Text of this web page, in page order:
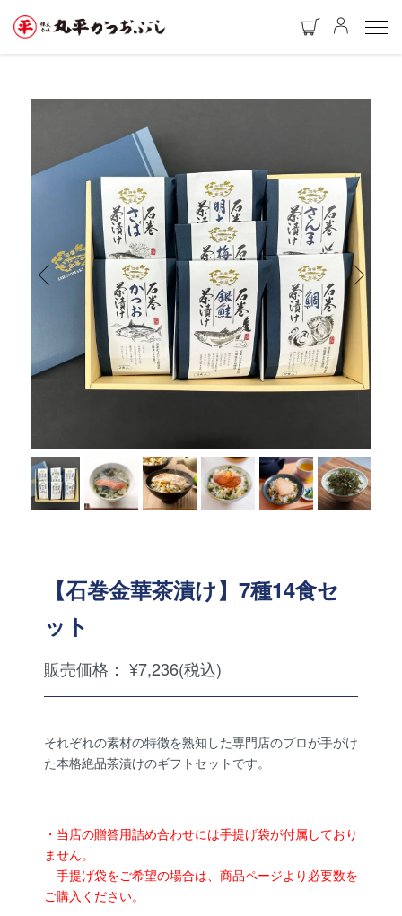
【石巻金華茶漬け】7種14食セ
ット
販売価格： ¥7,236(税込)
それぞれの素材の特徴を熟知した専門店のプロが手がけ
た本格絶品茶漬けのギフトセットです。
・当店の贈答用詰め合わせには手提げ袋が付属しており
ません。
手提げ袋をご希望の場合は、商品ページより必要数を
ご購入ください。